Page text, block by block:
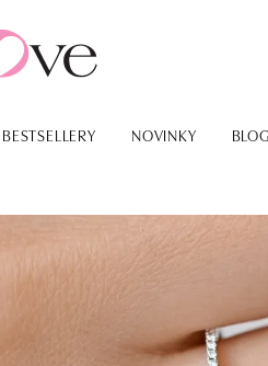
BESTSELLERY NOVINKY BLOG